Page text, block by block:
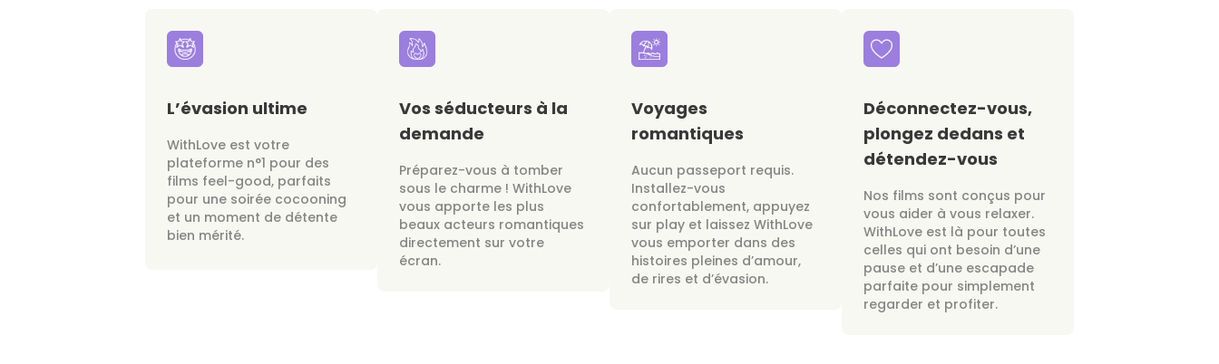
L’évasion ultime
WithLove est votre
plateforme n°1 pour des
films feel-good, parfaits
pour une soirée cocooning
et un moment de détente
bien mérité.
Vos séducteurs à la
demande
Préparez-vous à tomber
sous le charme ! WithLove
vous apporte les plus
beaux acteurs romantiques
directement sur votre
écran.
Voyages
romantiques
Aucun passeport requis.
Installez-vous
confortablement, appuyez
sur play et laissez WithLove
vous emporter dans des
histoires pleines d’amour,
de rires et d’évasion.
Déconnectez-vous,
plongez dedans et
détendez-vous
Nos films sont conçus pour
vous aider à vous relaxer.
WithLove est là pour toutes
celles qui ont besoin d’une
pause et d’une escapade
parfaite pour simplement
regarder et profiter.